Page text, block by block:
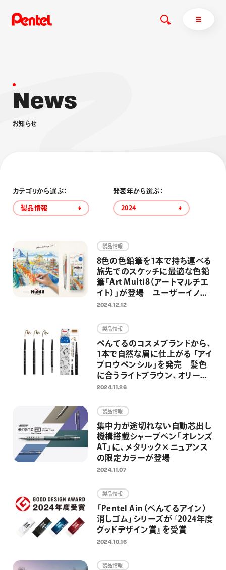
商品を探す
ブラッシュ（筆）
採用情報
運営会社
News
お知 らせ
カテゴリから選ぶ：
製品情報
発表年から選ぶ：
2024
製品情報
8色の色鉛筆を1本で持ち運べる
旅先でのスケッチに最適な色鉛
筆「Art Multi8（アートマルチエ
イト）」が登場 ユーザーイノベ
ーションから、アートシーンに特
2024.12.12
製品情報
ぺんてるのコスメブランドから、
1本で自然な眉に仕上がる 「アイ
ブロウペンシル」を発売 髪色
に合うライトブラウン、オリーブ
ブラウン、ダークブラウンの全3
2024.11.26
製品情報
集中力が途切れない自動芯出し
機構搭載シャープペン「オレンズ
AT」に、メタリック×ニュアンス
の限定カラーが登場
2024.11.07
製品情報
「Pentel Ain（ぺんてるアイン）
消しゴム」シリーズが『2024年度
グッドデザイン賞』を受賞
2024.10.16
製品情報